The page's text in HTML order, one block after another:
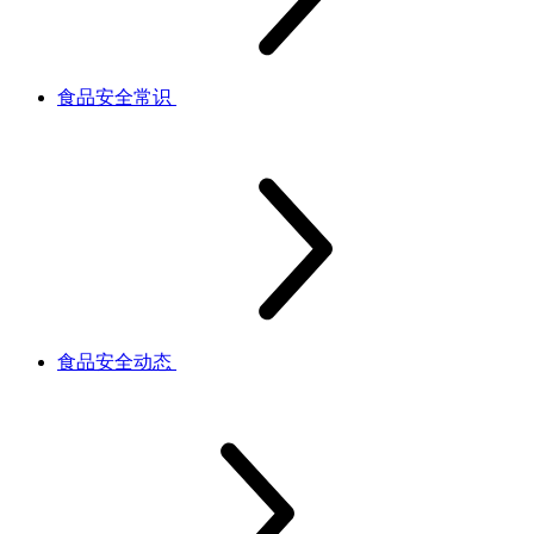
食品安全常识
食品安全动态